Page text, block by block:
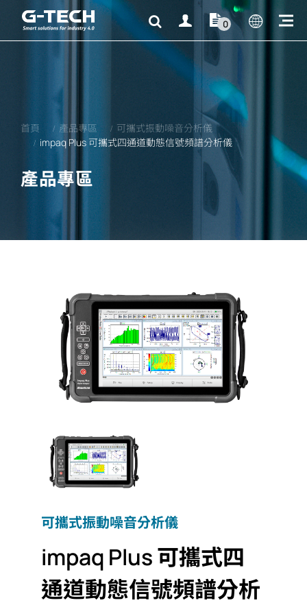
0
首頁 產品專區
可攜式振動噪音分析儀
impaq Plus 可攜式四通道動態信號頻譜分析儀
產品專區
可攜式振動噪音分析儀
impaq Plus 可攜式四
通道動態信號頻譜分析